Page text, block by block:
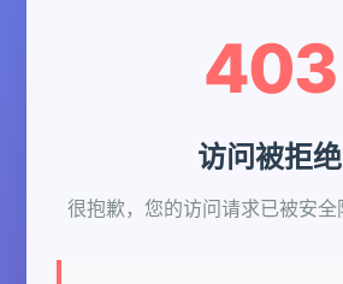
403
访问被拒绝
很抱歉，您的访问请求已被安全